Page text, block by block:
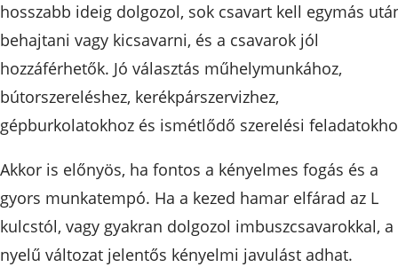
hosszabb ideig dolgozol, sok csavart kell egymás
behajtani vagy kicsavarni, és a csavarok jól
hozzáférhetők. Jó választás műhelymunkához,
bútorszereléshez, kerékpárszervizhez,
gépburkolatokhoz és ismétlődő szerelési
Akkor is előnyös, ha fontos a kényelmes fogás és a
gyors munkatempó. Ha a kezed hamar elfárad az L
kulcstól, vagy gyakran dolgozol imbuszcsavarokkal, a
nyelű változat jelentős kényelmi javulást adhat.